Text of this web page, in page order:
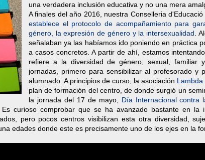
una verdadera inclusión educativa y no una mera
A finales del año 2016, nuestra Conselleria
establece el protocolo de acompañamiento para
género, la expresión de género y la intersexualidad .
señalaban ya las habíamos ido poniendo en práctica
a casos concretos. A partir de ahí, estamos
refiere a la diversidad de género, sexual, familiar
jornadas, primero para sensibilizar al profesorado y
alumnado. A principios de curso, la asociación Lambda
plan de formación del centro, de donde surgió un
la jornada del 17 de mayo, Día Internacional contra
. Es curioso comprobar que se ha avanzado bastante en la
pero pocos centros visibilizan esta otra diversidad,
edades donde este es precisamente uno de los ejes en la